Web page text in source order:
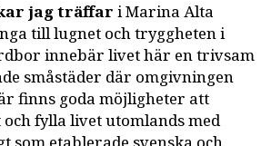
jag träffar i Marina Alta
till lugnet och tryggheten i
innebär livet här en trivsam
småstäder där omgivningen
finns goda möjligheter att
fylla livet utomlands med